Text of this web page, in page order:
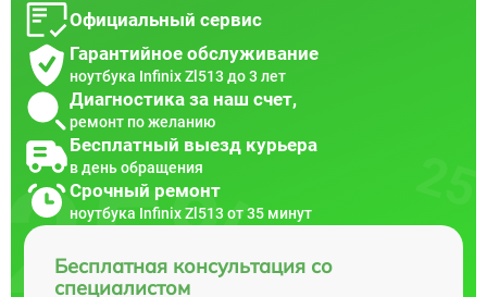
Официальный сервис
Гарантийное обслуживание
ноутбука Infinix Zl513 до 3 лет
Диагностика за наш счет,
ремонт по желанию
Бесплатный выезд курьера
в день обращения
Срочный ремонт
ноутбука Infinix Zl513 от 35 минут
Бесплатная консультация со
специалистом